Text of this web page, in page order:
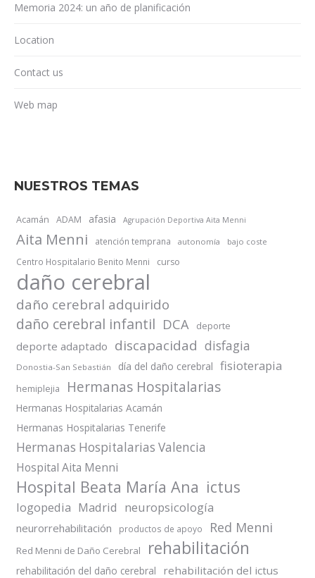
Memoria 2024: un año de planificación
Location
Contact us
Web map
NUESTROS TEMAS
Acamán ADAM afasia Agrupación Deportiva Aita Menni
Aita Menni atención temprana autonomía bajo coste
Centro Hospitalario Benito Menni curso
daño cerebral
daño cerebral adquirido
daño cerebral infantil DCA deporte
deporte adaptado discapacidad disfagia
Donostia-San Sebastián día del daño cerebral fisioterapia
hemiplejia Hermanas Hospitalarias
Hermanas Hospitalarias Acamán
Hermanas Hospitalarias Tenerife
Hermanas Hospitalarias Valencia
Hospital Aita Menni
Hospital Beata María Ana ictus
logopedia Madrid neuropsicología
neurorrehabilitación productos de apoyo Red Menni
Red Menni de Daño Cerebral rehabilitación
rehabilitación del daño cerebral rehabilitación del ictus